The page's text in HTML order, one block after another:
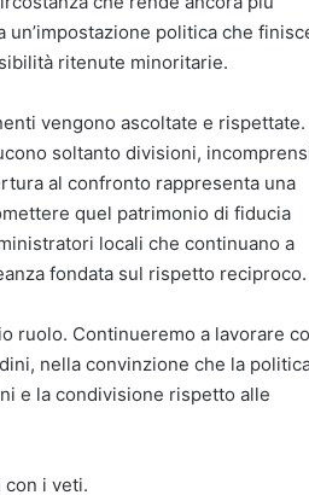
politica che
ritenute minoritarie.
vengono ascoltate e rispettate.
soltanto divisioni,
al confronto rappresenta una
quel patrimonio di fiducia
locali che continuano a
fondata sul rispetto reciproco.
ruolo. Continueremo a lavorare
nella convinzione che la
e la condivisione rispetto alle
i veti.